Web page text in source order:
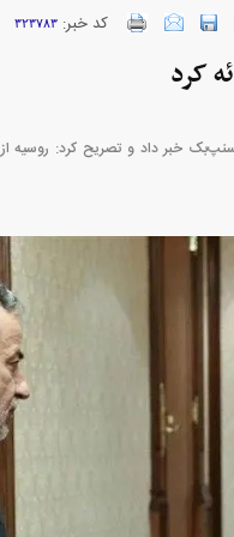
کد خبر:۳۲۳۷۸۳
کرد
خبر داد و تصریح کرد: روسیه+ جدول قیمت خودرو‌های
افت شدید
نصب‌ها